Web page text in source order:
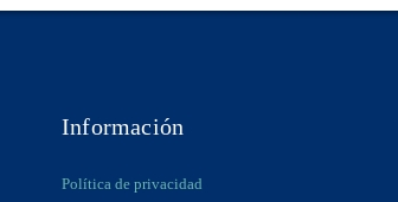
Información
Política de privacidad